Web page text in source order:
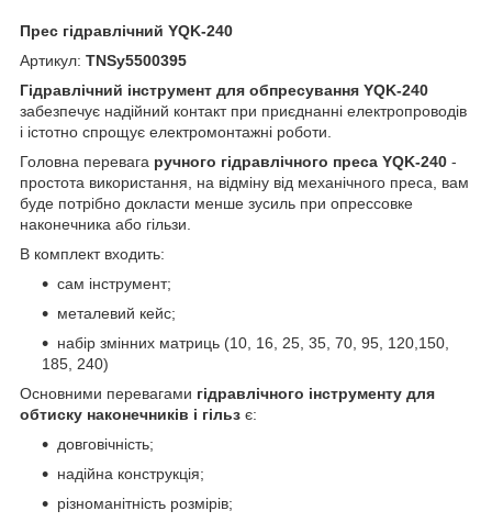
Прес гідравлічний YQK-240
Артикул: TNSy5500395
Гідравлічний інструмент для обпресування YQK-240
забезпечує надійний контакт при приєднанні електропроводів
і істотно спрощує електромонтажні роботи.
Головна перевага ручного гідравлічного преса YQK-240 -
простота використання, на відміну від механічного преса, вам
буде потрібно докласти менше зусиль при опрессовке
наконечника або гільзи.
В комплект входить:
сам інструмент;
металевий кейс;
набір змінних матриць (10, 16, 25, 35, 70, 95, 120,150,
185, 240)
Основними перевагами гідравлічного інструменту для
обтиску наконечників і гільз є:
довговічність;
надійна конструкція;
різноманітність розмірів;